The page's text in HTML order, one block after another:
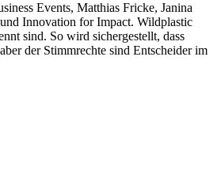
Events, Matthias Fricke, Janina
Innovation for Impact. Wildplastic
sind. So wird sichergestellt, dass
der Stimmrechte sind Entscheider im